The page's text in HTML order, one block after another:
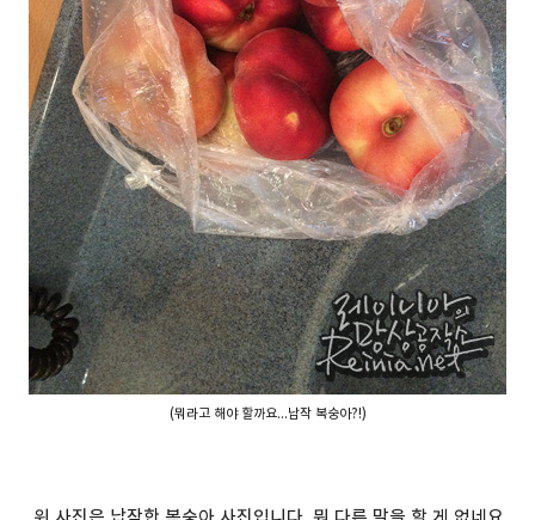
(뭐라고 해야 할까요...납작 복숭아?!)